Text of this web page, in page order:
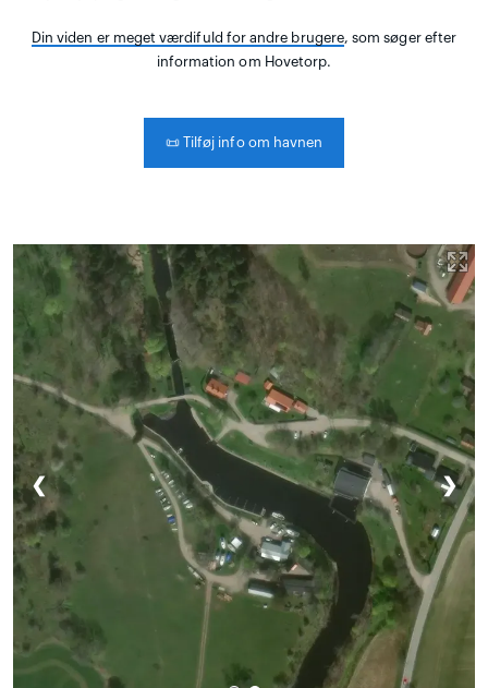
Din viden er meget værdifuld for andre brugere, som søger efter
information om Hovetorp.
📜Tilføj info om havnen
❮ ❯